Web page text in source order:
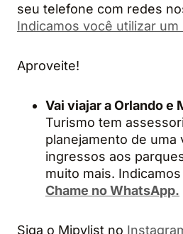
seu telefone com redes
Indicamos você utilizar
Aproveite!
Vai viajar a Orlando e
Turismo tem
planejamento de uma
ingressos aos
muito mais.
Chame no WhatsApp.
Siga o Mipylist no